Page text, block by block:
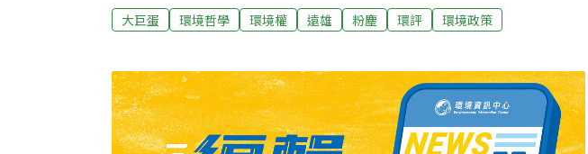
府是否仔細聆聽民眾的心聲，確實為民眾服務？台北文化體育園區（大巨
蛋）開發案於2003年通過環境影響評估說明書，因規劃內容與配置等計畫
明會，因民眾質疑通知太晚，認為遠雄沒有誠意要開說明會，因此當天集
體退席。事後，光復國小家長會提出公民訴訟，環保局於是在7月初發函遠
雄要求重辦。上週六（28日），台北市文化局與遠雄在光復國小再次舉辦
台北文化體育園區環評說明會，現場擠進200位關心松菸古蹟保存與巨蛋施
大巨蛋 環境哲學 環境權 遠雄 粉塵 環評 環境政策